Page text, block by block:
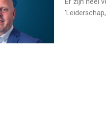
Er zijn heel